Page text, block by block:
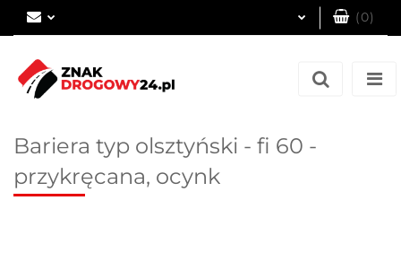
(0)
Bariera typ olsztyński - fi 60 -
przykręcana, ocynk